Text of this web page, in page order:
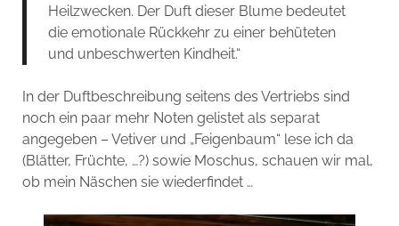
Heilzwecken. Der Duft dieser Blume bedeutet
die emotionale Rückkehr zu einer behüteten
und unbeschwerten Kindheit.“
In der Duftbeschreibung seitens des Vertriebs sind
noch ein paar mehr Noten gelistet als separat
angegeben – Vetiver und „Feigenbaum“ lese ich da
(Blätter, Früchte, …?) sowie Moschus, schauen wir mal,
ob mein Näschen sie wiederfindet …